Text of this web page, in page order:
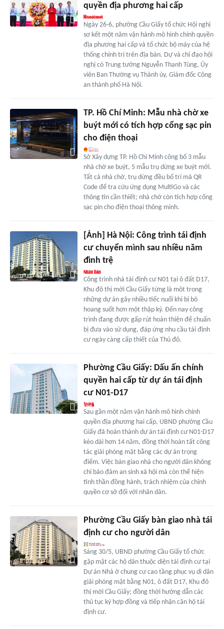
quyền địa phương hai cấp
Ngày 26-6, phường Cầu Giấy tổ chức Hội nghị
sơ kết một năm vận hành mô hình chính quyền
địa phương hai cấp và tổ chức bộ máy của hệ
thống chính trị trên địa bàn. Dự và chỉ đạo hội
nghị có Trung tướng Nguyễn Thanh Tùng, Ủy
viên Ban Thường vụ Thành ủy, Giám đốc Công
an thành phố Hà Nội.
TP. Hồ Chí Minh: Mẫu nhà chờ xe
buýt mới có tích hợp cổng sạc pin
cho điện thoại
Sở Xây dựng TP. Hồ Chí Minh công bố 3 mẫu
nhà chờ xe buýt, 5 mẫu trụ dừng xe buýt mới.
Tất cả nhà chờ, trụ dừng đều bố trí mã QR
Code để tra cứu ứng dụng MultiGo và các
thông tin cần thiết; nhà chờ còn tích hợp cổng
sạc pin cho điện thoại thông minh.
[Ảnh] Hà Nội: Công trình tái định
cư chuyển mình sau nhiều năm
đình trệ
Công trình nhà tái định cư N01 tại ô đất D17,
Khu đô thị mới Cầu Giấy từng là một trong
những dự án gây nhiều tiếc nuối khi bị bỏ
hoang suốt hơn một thập kỷ. Đến nay công
trình đang được gấp rút hoàn thiện để chuẩn
bị đưa vào sử dụng, đáp ứng nhu cầu tái định
cư ngày càng cấp thiết của Thủ đô.
Phường Cầu Giấy: Dấu ấn chính
quyền hai cấp từ dự án tái định
cư N01-D17
Sau gần một năm vận hành mô hình chính
quyền địa phương hai cấp, UBND phường Cầu
Giấy đã hoàn thành dự án tái định cư N01-D17
kéo dài hơn 14 năm, đồng thời hoàn tất công
tác giải phóng mặt bằng các dự án trọng
điểm. Việc bàn giao nhà cho người dân không
chỉ bảo đảm an sinh xã hội mà còn thể hiện
tinh thần đồng hành, trách nhiệm của chính
quyền cơ sở đối với nhân dân.
Phường Cầu Giấy bàn giao nhà tái
định cư cho người dân
Sáng 30/5, UBND phường Cầu Giấy tổ chức
gặp mặt các hộ dân thuộc diện tái định cư tại
Dự án Nhà ở chung cư cao tầng phục vụ di dân
giải phóng mặt bằng N01, ô đất D17, Khu đô
thị mới Cầu Giấy; đồng thời hướng dẫn các
thủ tục ký hợp đồng và tiếp nhận căn hộ tái
định cư.